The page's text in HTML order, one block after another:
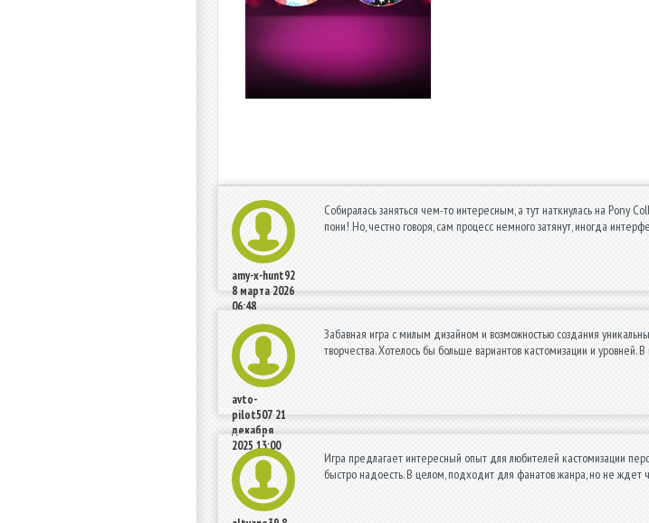
amy-x-hunt92
8 марта 2026
06:48
Собиралась заняться чем-то интересным, а тут наткнулась на
пони! Но, честно говоря, сам процесс немного затянут, иногда
avto-
pilot50721
декабря
2025 13:00
Забавная игра с милым дизайном и возможностью создания
творчества. Хотелось бы больше вариантов кастомизации и уровней.
Игра предлагает интересный опыт для любителей кастомизации
быстро надоесть. В целом, подходит для фанатов жанра, но не ждет